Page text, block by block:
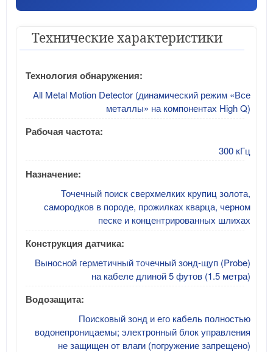
Технические характеристики
Технология обнаружения:
All Metal Motion Detector (динамический режим «Все
металлы» на компонентах High Q)
Рабочая частота:
300 кГц
Назначение:
Точечный поиск сверхмелких крупиц золота,
самородков в породе, прожилках кварца, черном
песке и концентрированных шлихах
Конструкция датчика:
Выносной герметичный точечный зонд-щуп (Probe)
на кабеле длиной 5 футов (1.5 метра)
Водозащита:
Поисковый зонд и его кабель полностью
водонепроницаемы; электронный блок управления
не защищен от влаги (погружение запрещено)